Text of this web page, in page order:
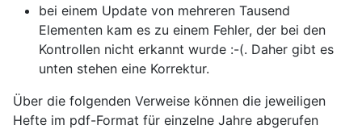
bei einem Update von mehreren Tausend
Elementen kam es zu einem Fehler, der bei den
Kontrollen nicht erkannt wurde :-(. Daher gibt es
unten stehen eine Korrektur.
Über die folgenden Verweise können die jeweiligen
Hefte im pdf-Format für einzelne Jahre abgerufen